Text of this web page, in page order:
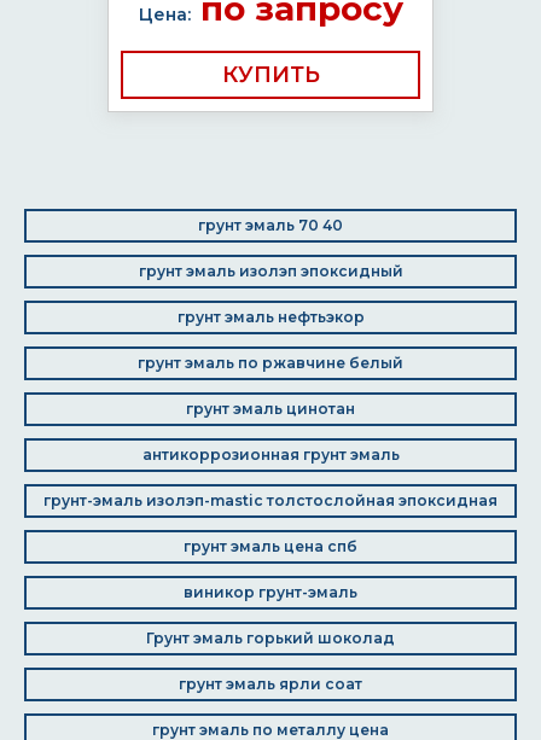
Цена:по запросу
КУПИТЬ
грунт эмаль 70 40
грунт эмаль изолэп эпоксидный
грунт эмаль нефтьэкор
грунт эмаль по ржавчине белый
грунт эмаль цинотан
антикоррозионная грунт эмаль
грунт-эмаль изолэп-mastic толстослойная эпоксидная
грунт эмаль цена спб
виникор грунт-эмаль
Грунт эмаль горький шоколад
грунт эмаль ярли соат
грунт эмаль по металлу цена